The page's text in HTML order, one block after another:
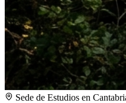
Sede de Estudios en